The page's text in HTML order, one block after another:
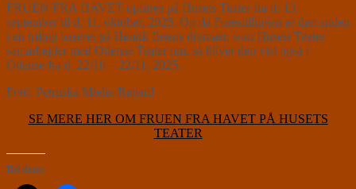
FRUEN FRA HAVET opføres på Husets Teater fra d. 13.
september til d. 11. oktober, 2025. Og da Forestillingen er den anden
i en trilogi baseret på Henrik Ibsens dramaer, som Husets Teater
samarbejder med Odense Teater om, så bliver den vist også i
Odense fra d. 22/10 – 22/11, 2025.
Foto: Petruska Miehe-Renard
SE MERE HER OM FRUEN FRA HAVET PÅ HUSETS
TEATER
Del dette: